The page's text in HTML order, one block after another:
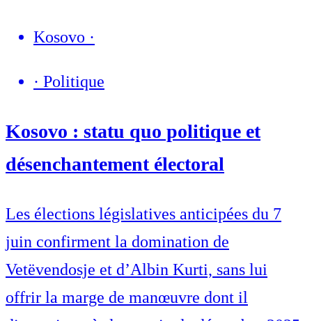
Kosovo ·
· Politique
Kosovo : statu quo politique et
désenchantement électoral
Les élections législatives anticipées du 7
juin confirment la domination de
Vetëvendosje et d’Albin Kurti, sans lui
offrir la marge de manœuvre dont il